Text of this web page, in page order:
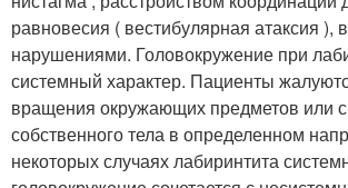
равновесия ( вестибулярная атаксия ),
нарушениями. Головокружение при
системный характер. Пациенты
вращения окружающих предметов или
собственного тела в определенном
некоторых случаях лабиринтита